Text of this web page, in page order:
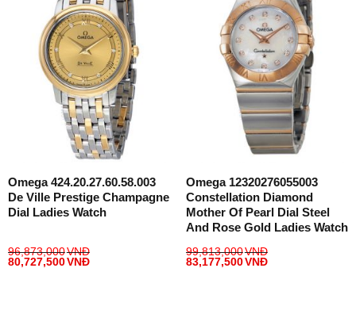
Omega 424.20.27.60.58.003
De Ville Prestige Champagne
Dial Ladies Watch
96,873,000VNĐ
80,727,500VNĐ
Omega 12320276055003
Constellation Diamond
Mother Of Pearl Dial Steel
And Rose Gold Ladies Watch
99,813,000VNĐ
83,177,500VNĐ